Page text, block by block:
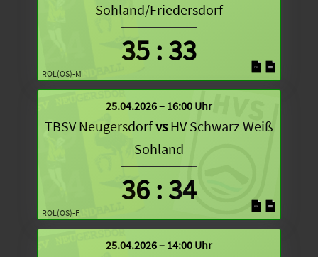
ROL(OS)-M
Sohland/Friedersdorf
35 : 33
ROL(OS)-F
25.04.2026 – 16:00 Uhr
TBSV NeugersdorfvsHV Schwarz Weiß
Sohland
36 : 34
25.04.2026 – 14:00 Uhr